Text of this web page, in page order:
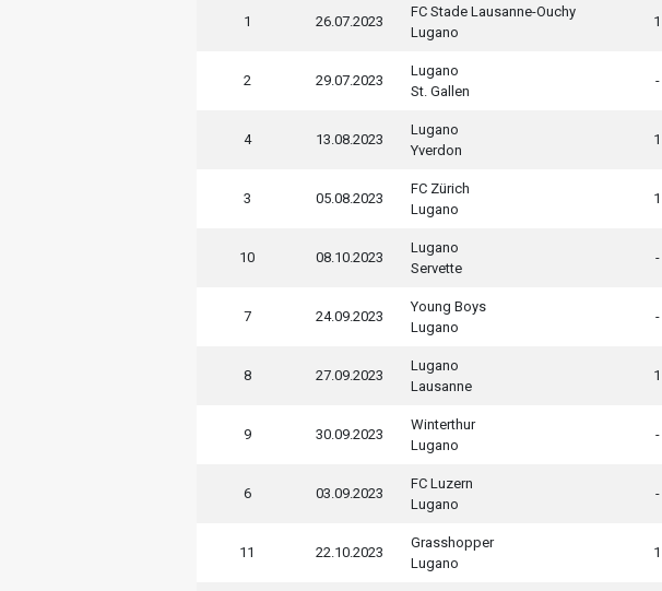
1 26.07.2023
FC Stade Lausanne-Ouchy
Lugano
1
2 29.07.2023
Lugano
St. Gallen
-
4 13.08.2023
Lugano
Yverdon
1
3 05.08.2023
FC Zürich
Lugano
1
10 08.10.2023
Lugano
Servette
-
7 24.09.2023
Young Boys
Lugano
-
8 27.09.2023
Lugano
Lausanne
1
9 30.09.2023
Winterthur
Lugano
-
6 03.09.2023
FC Luzern
Lugano
-
11 22.10.2023
Grasshopper
Lugano
1